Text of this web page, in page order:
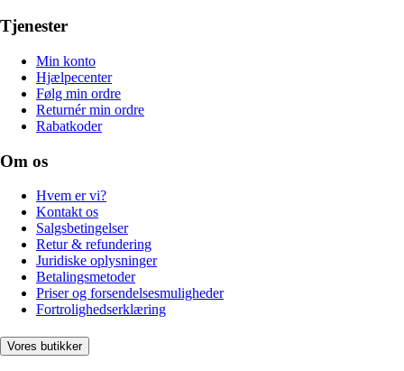
Tjenester
Min konto
Hjælpecenter
Følg min ordre
Returnér min ordre
Rabatkoder
Om os
Hvem er vi?
Kontakt os
Salgsbetingelser
Retur & refundering
Juridiske oplysninger
Betalingsmetoder
Priser og forsendelsesmuligheder
Fortrolighedserklæring
Vores butikker